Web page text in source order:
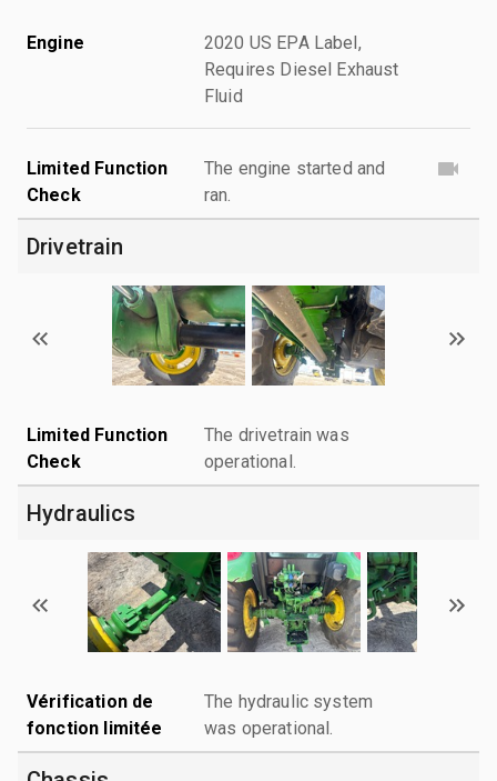
Engine
2020 US EPA Label,
Requires Diesel Exhaust
Fluid
Limited Function
Check
The engine started and
ran.
Drivetrain
Limited Function
Check
The drivetrain was
operational.
Hydraulics
Vérification de
fonction limitée
The hydraulic system
was operational.